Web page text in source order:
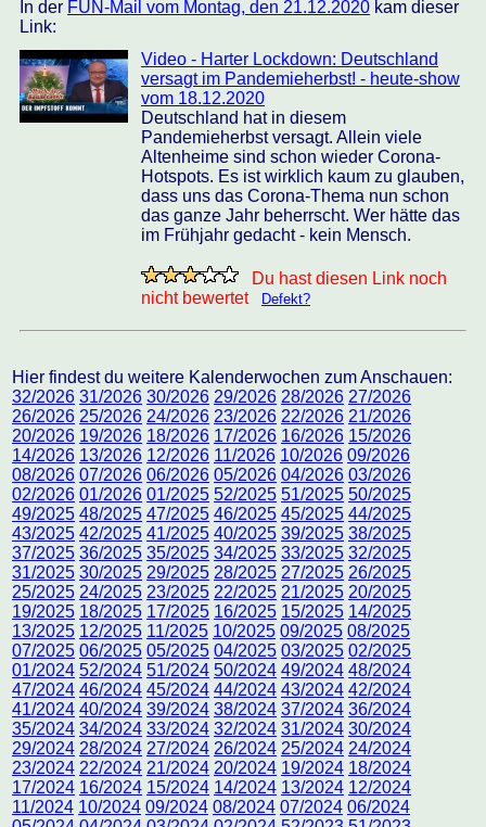
In der FUN-Mail vom Montag, den 21.12.2020 kam dieser
Link:
Video - Harter Lockdown: Deutschland
versagt im Pandemieherbst! - heute-show
vom 18.12.2020
Deutschland hat in diesem
Pandemieherbst versagt. Allein viele
Altenheime sind schon wieder Corona-
Hotspots. Es ist wirklich kaum zu glauben,
dass uns das Corona-Thema nun schon
das ganze Jahr beherrscht. Wer hätte das
im Frühjahr gedacht - kein Mensch.
Du hast diesen Link noch
nicht bewertet
Defekt?
Hier findest du weitere Kalenderwochen zum Anschauen:
32/2026 31/2026 30/2026 29/2026 28/2026 27/2026
26/2026 25/2026 24/2026 23/2026 22/2026 21/2026
20/2026 19/2026 18/2026 17/2026 16/2026 15/2026
14/2026 13/2026 12/2026 11/2026 10/2026 09/2026
08/2026 07/2026 06/2026 05/2026 04/2026 03/2026
02/2026 01/2026 01/2025 52/2025 51/2025 50/2025
49/2025 48/2025 47/2025 46/2025 45/2025 44/2025
43/2025 42/2025 41/2025 40/2025 39/2025 38/2025
37/2025 36/2025 35/2025 34/2025 33/2025 32/2025
31/2025 30/2025 29/2025 28/2025 27/2025 26/2025
25/2025 24/2025 23/2025 22/2025 21/2025 20/2025
19/2025 18/2025 17/2025 16/2025 15/2025 14/2025
13/2025 12/2025 11/2025 10/2025 09/2025 08/2025
07/2025 06/2025 05/2025 04/2025 03/2025 02/2025
01/2024 52/2024 51/2024 50/2024 49/2024 48/2024
47/2024 46/2024 45/2024 44/2024 43/2024 42/2024
41/2024 40/2024 39/2024 38/2024 37/2024 36/2024
35/2024 34/2024 33/2024 32/2024 31/2024 30/2024
29/2024 28/2024 27/2024 26/2024 25/2024 24/2024
23/2024 22/2024 21/2024 20/2024 19/2024 18/2024
17/2024 16/2024 15/2024 14/2024 13/2024 12/2024
11/2024 10/2024 09/2024 08/2024 07/2024 06/2024